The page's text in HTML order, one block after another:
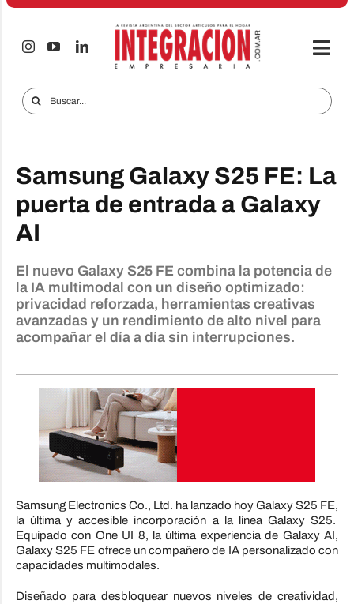
Saltar
Celulares
Anuncie
Contacto
Buscar:
Samsung Galaxy S25 FE: La
puerta de entrada a Galaxy
AI
El nuevo Galaxy S25 FE combina la potencia de
la IA multimodal con un diseño optimizado:
privacidad reforzada, herramientas creativas
avanzadas y un rendimiento de alto nivel para
acompañar el día a día sin interrupciones.
Samsung Electronics Co., Ltd. ha lanzado hoy Galaxy S25 FE,
la última y accesible incorporación a la línea Galaxy S25.
Equipado con One UI 8, la última experiencia de Galaxy AI,
Galaxy S25 FE ofrece un compañero de IA personalizado con
capacidades multimodales.
Diseñado para desbloquear nuevos niveles de creatividad,